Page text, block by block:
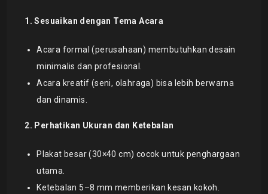
1. Sesuaikan dengan Tema Acara
Acara formal (perusahaan) membutuhkan desain
minimalis dan profesional.
Acara kreatif (seni, olahraga) bisa lebih berwarna
dan dinamis.
2. Perhatikan Ukuran dan Ketebalan
Plakat besar (30×40 cm) cocok untuk penghargaan
utama.
Ketebalan 5–8 mm memberikan kesan kokoh.